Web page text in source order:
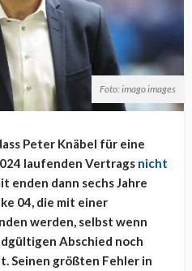
Foto: imago images
Peter Knäbel für eine
laufenden Vertrags nicht
enden dann sechs Jahre
04, die mit einer
werden, selbst wenn
Abschied noch
Seinen größten Fehler in